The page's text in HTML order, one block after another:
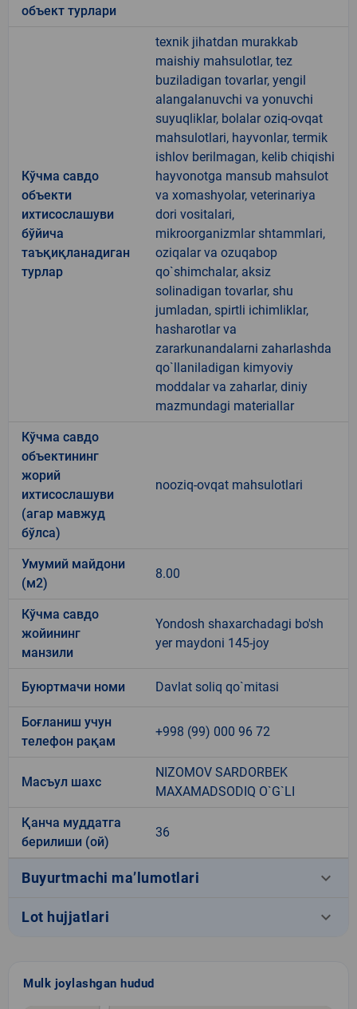
объект турлари
Кўчма савдо
объекти
ихтисослашуви
бўйича
таъқиқланадиган
турлар
texnik jihatdan murakkab
maishiy mahsulotlar, tez
buziladigan tovarlar, yengil
alangalanuvchi va yonuvchi
suyuqliklar, bolalar oziq-ovqat
mahsulotlari, hayvonlar, termik
ishlov berilmagan, kelib chiqishi
hayvonotga mansub mahsulot
va xomashyolar, veterinariya
dori vositalari,
mikroorganizmlar shtammlari,
oziqalar va ozuqabop
qo`shimchalar, aksiz
solinadigan tovarlar, shu
jumladan, spirtli ichimliklar,
hasharotlar va
zararkunandalarni zaharlashda
qo`llaniladigan kimyoviy
moddalar va zaharlar, diniy
mazmundagi materiallar
Кўчма савдо
объектининг
жорий
ихтисослашуви
(агар мавжуд
бўлса)
nooziq-ovqat mahsulotlari
Умумий майдони
(м2)
8.00
Кўчма савдо
жойининг
манзили
Yondosh shaxarchadagi bo'sh
yer maydoni 145-joy
Буюртмачи номи Davlat soliq qo`mitasi
Боғланиш учун
телефон рақам
+998 (99) 000 96 72
Масъул шахс
NIZOMOV SARDORBEK
MAXAMADSODIQ O`G`LI
Қанча муддатга
берилиши (ой)
36
Buyurtmachi ma’lumotlari keyboard_arrow_down
Lot hujjatlari keyboard_arrow_down
Mulk joylashgan hudud